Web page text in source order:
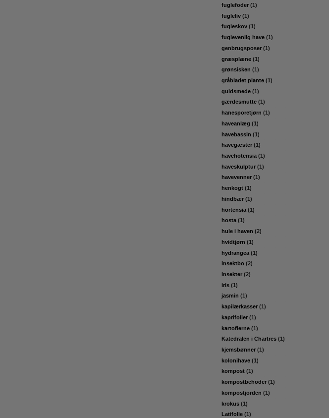
fuglefoder (1)
fugleliv (1)
fugleskov (1)
fuglevenlig have (1)
genbrugsposer (1)
græsplæne (1)
grønsisken (1)
gråbladet plante (1)
guldsmede (1)
gærdesmutte (1)
hanesporetjørn (1)
haveanlæg (1)
havebassin (1)
havegæster (1)
havehotensia (1)
haveskulptur (1)
havevenner (1)
henkogt (1)
hindbær (1)
hortensia (1)
hosta (1)
hule i haven (2)
hvidtjørn (1)
hydrangea (1)
insektbo (2)
insekter (2)
iris (1)
jasmin (1)
kapilærkasser (1)
kaprifolier (1)
kartoflerne (1)
Katedralen i Chartres (1)
kjemsbønner (1)
kolonihave (1)
kompost (1)
kompostbehoder (1)
kompostjorden (1)
krokus (1)
Latifolie (1)